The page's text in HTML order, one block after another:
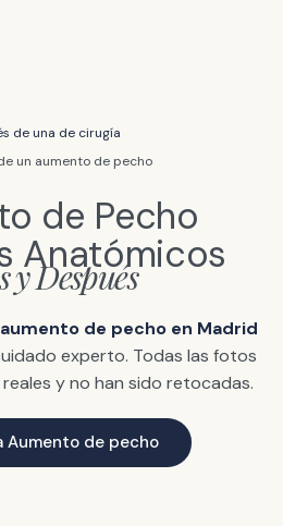
de una de cirugía
un aumento de pecho
de Pecho
Anatómicos
y Después
aumento de pecho en Madrid
experto. Todas las fotos
y no han sido retocadas.
Aumento de pecho